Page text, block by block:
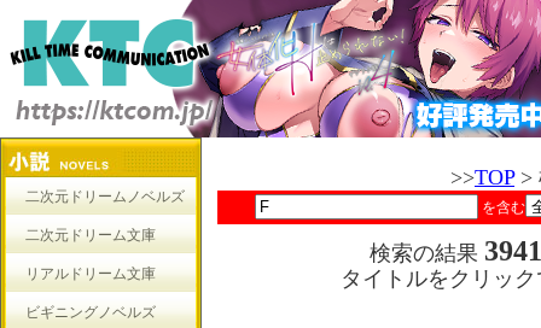
二次元ドリームノベルズ
二次元ドリーム文庫
リアルドリーム文庫
ビギニングノベルズ
>>TOP>
を含む
検索の結果
タイトルをクリッ